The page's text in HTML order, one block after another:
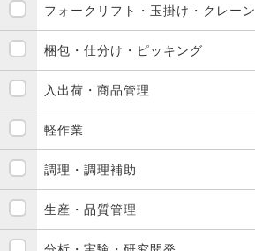
フォークリフト・玉掛け・クレーン
梱包・仕分け・ピッキング
入出荷・商品管理
軽作業
調理・調理補助
生産・品質管理